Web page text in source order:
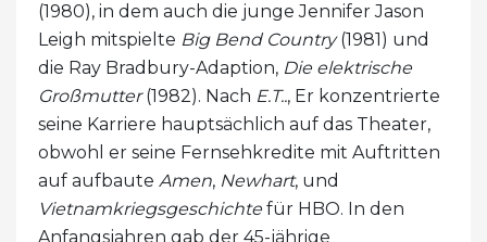
(1980), in dem auch die junge Jennifer Jason
Leigh mitspielte Big Bend Country(1981) und
die Ray Bradbury-Adaption, Die elektrische
Großmutter(1982). Nach E.T.., Er konzentrierte
seine Karriere hauptsächlich auf das Theater,
obwohl er seine Fernsehkredite mit Auftritten
auf aufbaute Amen, Newhart, und
Vietnamkriegsgeschichtefür HBO. In den
Anfangsjahren gab der 45-jährige